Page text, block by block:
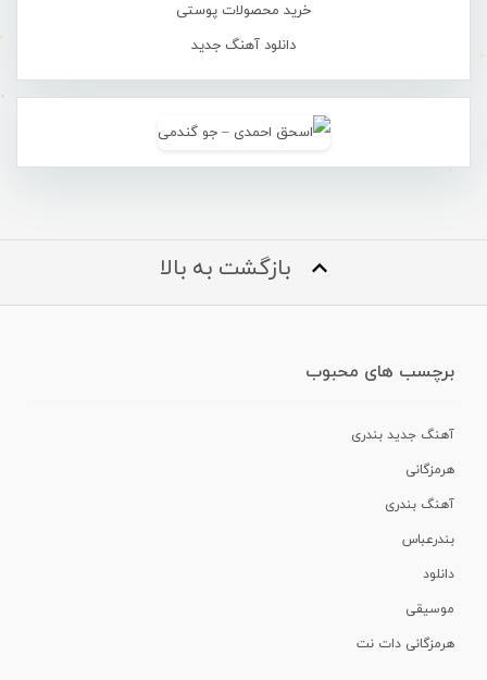
خرید محصولات پوستی
دانلود آهنگ جدید
بازگشت به بالا
برچسب های محبوب
آهنگ جدید بندری
هرمزگانی
آهنگ بندری
بندرعباس
دانلود
موسیقی
هرمزگانی دات نت